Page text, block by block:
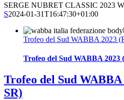
SERGE NUBRET CLASSIC 2023
S2024-01-31T16:47:30+01:00
Trofeo del Sud WABBA 2023
Trofeo del Sud WABBA 2023
Trofeo del Sud
SR)